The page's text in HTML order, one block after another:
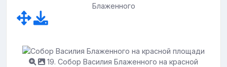
Блаженного
19. Собор Василия Блаженного на красной